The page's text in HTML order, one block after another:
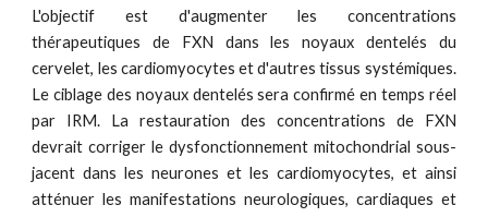
L'objectif est d'augmenter les concentrations
thérapeutiques de FXN dans les noyaux dentelés du
cervelet, les cardiomyocytes et d'autres tissus systémiques.
Le ciblage des noyaux dentelés sera confirmé en temps réel
par IRM. La restauration des concentrations de FXN
devrait corriger le dysfonctionnement mitochondrial sous-
jacent dans les neurones et les cardiomyocytes, et ainsi
atténuer les manifestations neurologiques, cardiaques et